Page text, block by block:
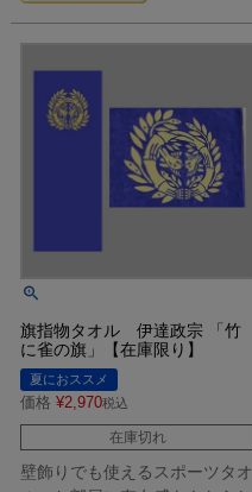
旗指物タオル 伊達政宗 「竹
に雀の旗」【在庫限り】
夏におススメ
価格 ¥2,970税込
在庫切れ
壁飾りでも使えるスポーツタオ